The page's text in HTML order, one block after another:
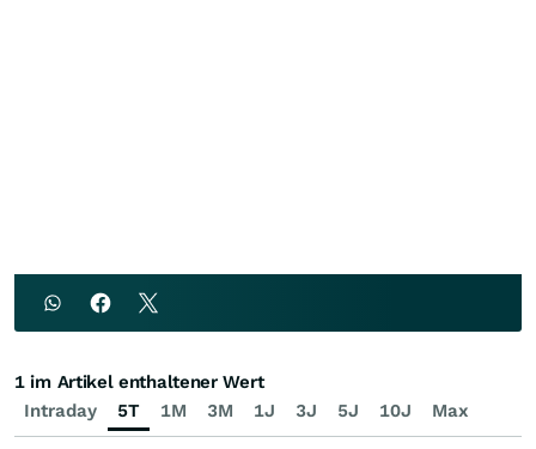
Intraday 5T 1M 3M 1J 3J 5J 10J Max
1 im Artikel enthaltener Wert